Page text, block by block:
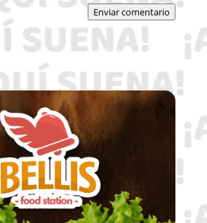
Enviar comentario